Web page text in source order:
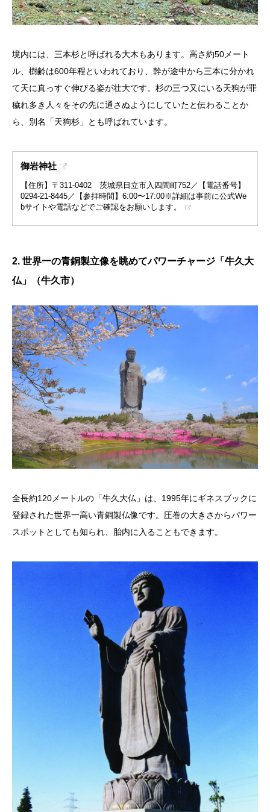
境内には、三本杉と呼ばれる大木もあります。高さ約50メート
ル、樹齢は600年程といわれており、幹が途中から三本に分かれ
て天に真っすぐ伸びる姿が壮大です。杉の三つ又にいる天狗が罪
穢れ多き人々をその先に通さぬようにしていたと伝わることか
ら、別名「天狗杉」とも呼ばれています。
御岩神社
【住所】〒311-0402 茨城県日立市入四間町752／【電話番号】
0294-21-8445／【参拝時間】6:00〜17:00※詳細は事前に公式We
bサイトや電話などでご確認をお願いします。
2. 世界一の青銅製立像を眺めてパワーチャージ「牛久大
仏」（牛久市）
全長約120メートルの「牛久大仏」は、1995年にギネスブックに
登録された世界一高い青銅製仏像です。圧巻の大きさからパワー
スポットとしても知られ、胎内に入ることもできます。